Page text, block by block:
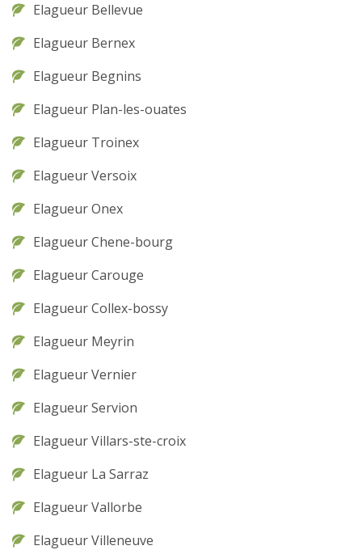
Elagueur Bellevue
Elagueur Bernex
Elagueur Begnins
Elagueur Plan-les-ouates
Elagueur Troinex
Elagueur Versoix
Elagueur Onex
Elagueur Chene-bourg
Elagueur Carouge
Elagueur Collex-bossy
Elagueur Meyrin
Elagueur Vernier
Elagueur Servion
Elagueur Villars-ste-croix
Elagueur La Sarraz
Elagueur Vallorbe
Elagueur Villeneuve